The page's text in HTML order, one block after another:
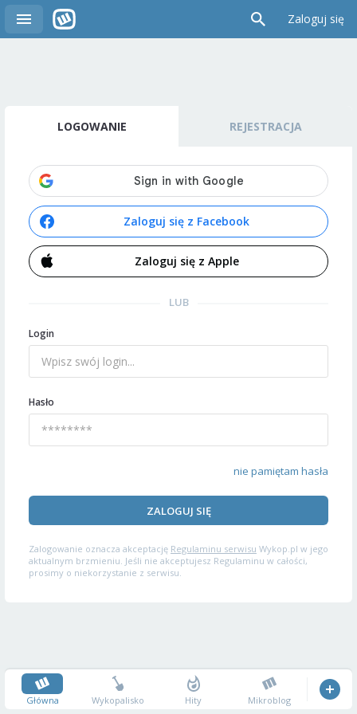
Zaloguj się
LOGOWANIE REJESTRACJA
Zaloguj się z Facebook
Zaloguj się z Apple
LUB
Login
Hasło
nie pamiętam hasła
ZALOGUJ SIĘ
Zalogowanie oznacza akceptację Regulaminu serwisu Wykop.pl w jego
aktualnym brzmieniu. Jeśli nie akceptujesz Regulaminu w całości,
prosimy o niekorzystanie z serwisu.
Główna Wykopalisko Hity Mikroblog